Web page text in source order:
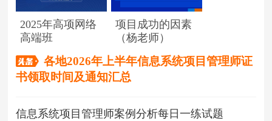
2025年高项网络
高端班
项目成功的因素
（杨老师）
各地2026年上半年信息系统项目管理师证
书领取时间及通知汇总
信息系统项目管理师案例分析每日一练试题